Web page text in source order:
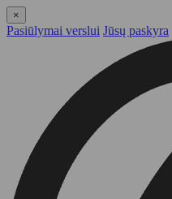
×
Pasiūlymai verslui Jūsų paskyra